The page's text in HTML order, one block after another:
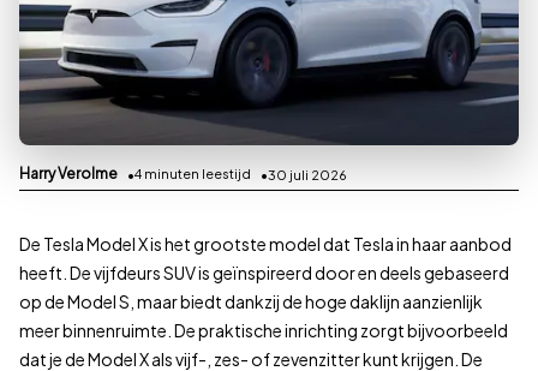
Harry Verolme 4 minuten leestijd 30 juli 2026
De Tesla Model X is het grootste model dat Tesla in haar aanbod
heeft. De vijfdeurs SUV is geïnspireerd door en deels gebaseerd
op de Model S, maar biedt dankzij de hoge daklijn aanzienlijk
meer binnenruimte. De praktische inrichting zorgt bijvoorbeeld
dat je de Model X als vijf-, zes- of zevenzitter kunt krijgen. De